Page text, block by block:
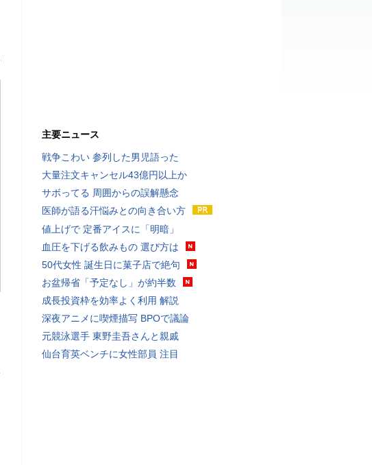
主要ニュース
戦争こわい 参列した男児語った
大量注文キャンセル43億円以上か
サボってる 周囲からの誤解懸念
医師が語る汗悩みとの向き合い方
値上げで 定番アイスに「明暗」
血圧を下げる飲みもの 選び方は
50代女性 誕生日に菓子店で絶句
お盆帰省「予定なし」が約半数
成長投資枠を効率よく利用 解説
深夜アニメに喫煙描写 BPOで議論
元競泳選手 東野圭吾さんと親戚
仙台育英ベンチに女性部員 注目